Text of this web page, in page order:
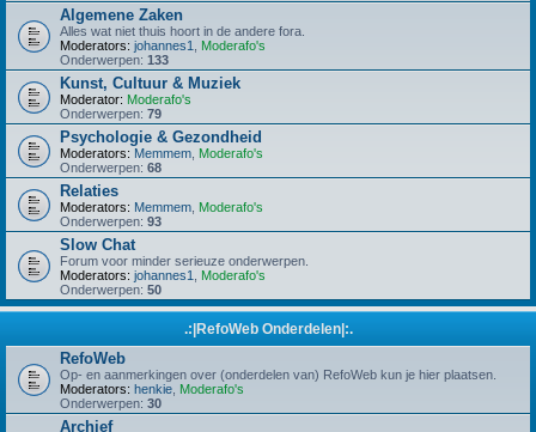
Algemene Zaken
Alles wat niet thuis hoort in de andere fora.
Moderators: johannes1
Moderafo's
Onderwerpen: 133
Kunst, Cultuur & Muziek
Moderator: Moderafo's
Onderwerpen: 79
Psychologie & Gezondheid
Moderators: Memmem Moderafo's
Onderwerpen: 68
Relaties
Moderators: Memmem Moderafo's
Onderwerpen: 93
Slow Chat
Forum voor minder serieuze onderwerpen.
Moderators: johannes1
Moderafo's
Onderwerpen: 50
.:|RefoWeb Onderdelen|:.
RefoWeb
Op- en aanmerkingen over (onderdelen van) RefoWeb kun je hier plaatsen.
Moderators: henkie Moderafo's
Onderwerpen: 30
Archief